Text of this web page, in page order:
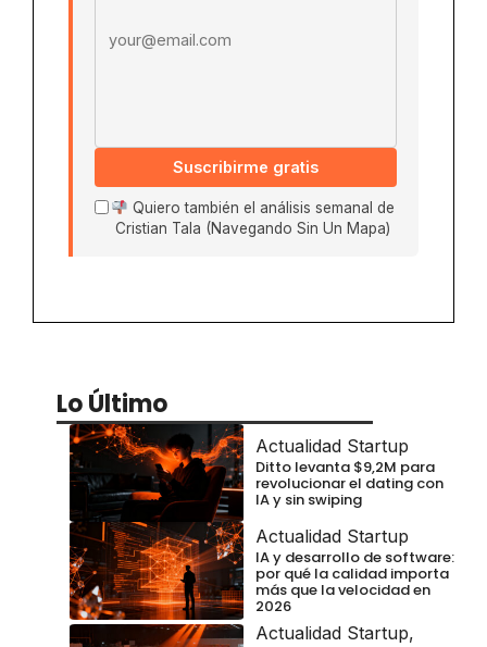
Suscribirme gratis
Quiero también el análisis semanal de
Cristian Tala (Navegando Sin Un Mapa)
Lo Último
Actualidad Startup
Ditto levanta $9,2M para
revolucionar el dating con
IA y sin swiping
Actualidad Startup
IA y desarrollo de software:
por qué la calidad importa
más que la velocidad en
2026
Actualidad Startup,